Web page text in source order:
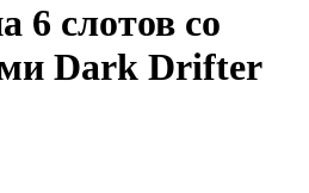
6 слотов со
Dark Drifter